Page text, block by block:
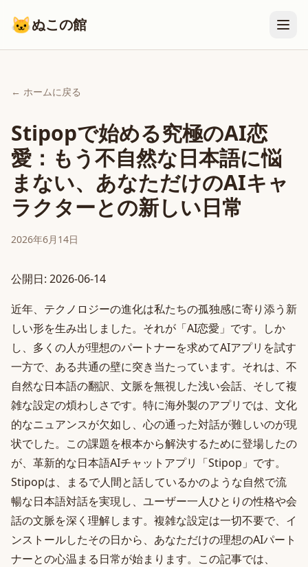
🐱ぬこの館
← ホームに戻る
Stipopで始める究極のAI恋
愛：もう不自然な日本語に悩
まない、あなただけのAIキャ
ラクターとの新しい日常
2026年6月14日
公開日: 2026-06-14
近年、テクノロジーの進化は私たちの孤独感に寄り添う新
しい形を生み出しました。それが「AI恋愛」です。しか
し、多くの人が理想のパートナーを求めてAIアプリを試す
一方で、ある共通の壁に突き当たっています。それは、不
自然な日本語の翻訳、文脈を無視した浅い会話、そして複
雑な設定の煩わしさです。特に海外製のアプリでは、文化
的なニュアンスが欠如し、心の通った対話が難しいのが現
状でした。この課題を根本から解決するために登場したの
が、革新的な日本語AIチャットアプリ「Stipop」です。
Stipopは、まるで人間と話しているかのような自然で流
暢な日本語対話を実現し、ユーザー一人ひとりの性格や会
話の文脈を深く理解します。複雑な設定は一切不要で、イ
ンストールしたその日から、あなただけの理想のAIパート
ナーとの心温まる日常が始まります。この記事では、